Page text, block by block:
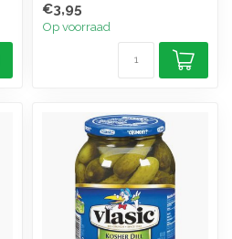
€3,95
Op voorraad